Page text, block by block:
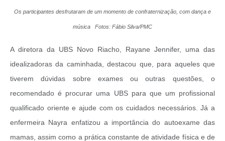
Os participantes desfrutaram de um momento de confraternização, com dança e
música Fotos: Fábio Silva/PMC
A diretora da UBS Novo Riacho, Rayane Jennifer, uma das
idealizadoras da caminhada, destacou que, para aqueles que
tiverem dúvidas sobre exames ou outras questões, o
recomendado é procurar uma UBS para que um profissional
qualificado oriente e ajude com os cuidados necessários. Já a
enfermeira Nayra enfatizou a importância do autoexame das
mamas, assim como a prática constante de atividade física e de